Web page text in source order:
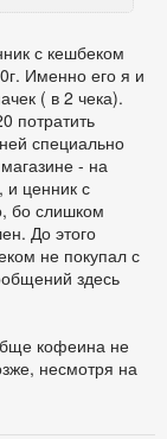
с кешбеком
Именно его я и
( в 2 чека).
потратить
специально
- на
ценник с
бо слишком
До этого
не покупал с
здесь
кофеина не
несмотря на